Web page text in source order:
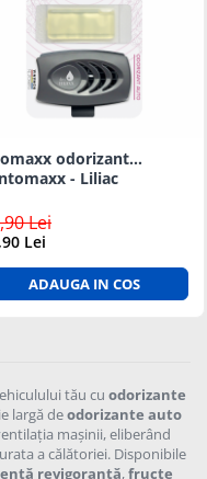
odorizant
- Liliac
Lei
Lei
ADAUGA IN COS
tău cu odorizante
largă deodorizante auto
mașinii, eliberând
a călătoriei. Disponibile
revigorantă,fructe